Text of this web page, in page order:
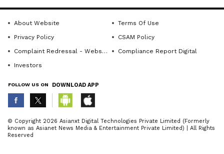
ಯಶಸ್ಸು ಸಂಘಕ್ಕೆ ಹೆಮ್ಮೆಯ ಸಂಗತಿಯಾಗಿದೆ. ಮುಂದಿನ
ವರ್ಷಗಳಲ್ಲೂ ಇದೇ ರೀತಿಯ ಸಾಧನೆಗಳು ಮುಂದುವರಿಯಲಿ
ABOUT THE AUTHOR
K KannadaprabhaNewsNetwork
About Website
Terms Of Use
Privacy Policy
CSAM Policy
Complaint Redressal - Website
Compliance Report Digital
Investors
FOLLOW US ON DOWNLOAD APP
© Copyright 2026 Asianxt Digital Technologies Private Limited (Formerly
known as Asianet News Media & Entertainment Private Limited) | All Rights
Reserved